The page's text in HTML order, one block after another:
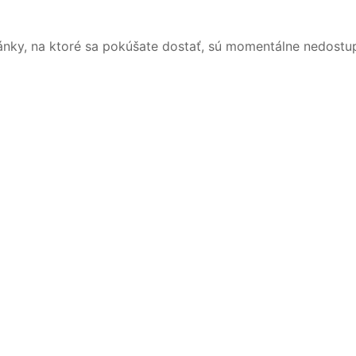
na ktoré sa pokúšate dostať, sú momentálne